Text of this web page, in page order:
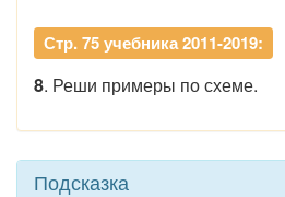
Стр. 75 учебника 2011-2019:
8. Реши примеры по схеме.
Подсказка